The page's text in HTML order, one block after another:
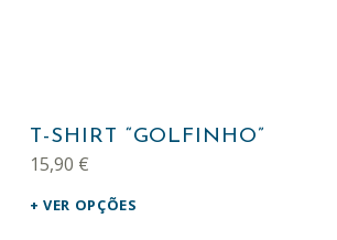
T-SHIRT “GOLFINHO”
15,90 €
VER OPÇÕES